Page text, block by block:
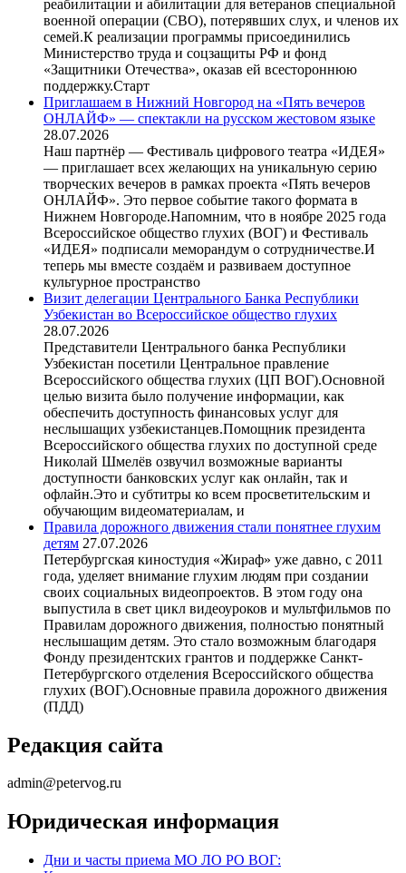
реабилитации и абилитации для ветеранов специальной
военной операции (СВО), потерявших слух, и членов их
семей.К реализации программы присоединились
Министерство труда и соцзащиты РФ и фонд
«Защитники Отечества», оказав ей всестороннюю
поддержку.Старт
Приглашаем в Нижний Новгород на «Пять вечеров
ОНЛАЙФ» — спектакли на русском жестовом языке
28.07.2026
Наш партнёр — Фестиваль цифрового театра «ИДЕЯ»
— приглашает всех желающих на уникальную серию
творческих вечеров в рамках проекта «Пять вечеров
ОНЛАЙФ». Это первое событие такого формата в
Нижнем Новгороде.Напомним, что в ноябре 2025 года
Всероссийское общество глухих (ВОГ) и Фестиваль
«ИДЕЯ» подписали меморандум о сотрудничестве.И
теперь мы вместе создаём и развиваем доступное
культурное пространство
Визит делегации Центрального Банка Республики
Узбекистан во Всероссийское общество глухих
28.07.2026
Представители Центрального банка Республики
Узбекистан посетили Центральное правление
Всероссийского общества глухих (ЦП ВОГ).Основной
целью визита было получение информации, как
обеспечить доступность финансовых услуг для
неслышащих узбекистанцев.Помощник президента
Всероссийского общества глухих по доступной среде
Николай Шмелёв озвучил возможные варианты
доступности банковских услуг как онлайн, так и
офлайн.Это и субтитры ко всем просветительским и
обучающим видеоматериалам, и
Правила дорожного движения стали понятнее глухим
детям 27.07.2026
Петербургская киностудия «Жираф» уже давно, с 2011
года, уделяет внимание глухим людям при создании
своих социальных видеопроектов. В этом году она
выпустила в свет цикл видеоуроков и мультфильмов по
Правилам дорожного движения, полностью понятный
неслышащим детям. Это стало возможным благодаря
Фонду президентских грантов и поддержке Санкт-
Петербургского отделения Всероссийского общества
глухих (ВОГ).Основные правила дорожного движения
(ПДД)
Редакция сайта
admin@petervog.ru
Юридическая информация
Дни и часты приема МО ЛО РО ВОГ: